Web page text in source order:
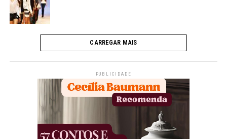
CARREGAR MAIS
PUBLICIDADE